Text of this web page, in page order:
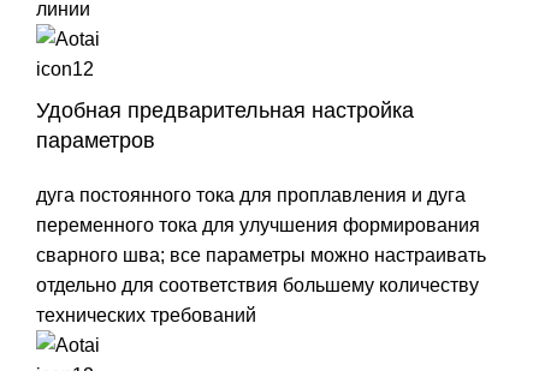
линии
Удобная предварительная настройка
параметров
дуга постоянного тока для проплавления и дуга
переменного тока для улучшения формирования
сварного шва; все параметры можно настраивать
отдельно для соответствия большему количеству
технических требований